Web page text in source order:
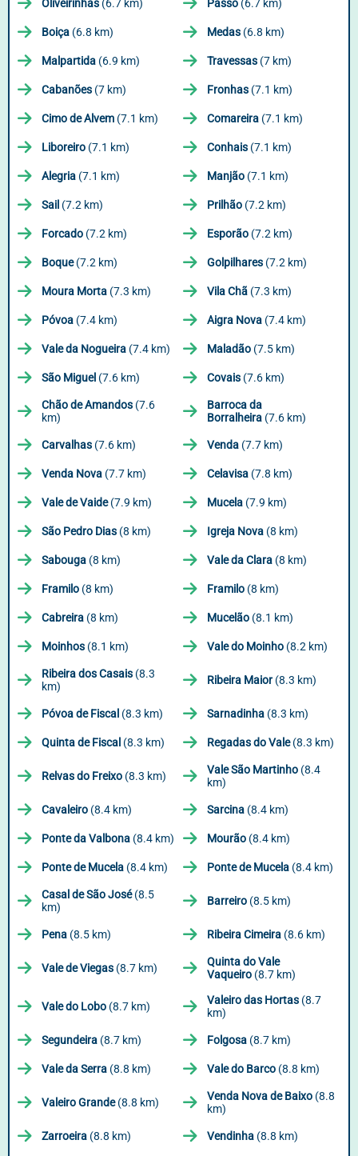
Oliveirinhas (6.7 km) Passo (6.7 km)
Boiça (6.8 km) Medas (6.8 km)
Malpartida (6.9 km) Travessas (7 km)
Cabanões (7 km) Fronhas (7.1 km)
Cimo de Alvem (7.1 km) Comareira (7.1 km)
Liboreiro (7.1 km) Conhais (7.1 km)
Alegria (7.1 km) Manjão (7.1 km)
Sail (7.2 km) Prilhão (7.2 km)
Forcado (7.2 km) Esporão (7.2 km)
Boque(7.2 km) Golpilhares (7.2 km)
Moura Morta (7.3 km) Vila Chã (7.3 km)
Póvoa (7.4 km) Aigra Nova (7.4 km)
Vale da Nogueira (7.4 km) Maladão (7.5 km)
São Miguel (7.6 km) Covais (7.6 km)
Chão de Amandos (7.6
km)
Barroca da
Borralheira (7.6 km)
Carvalhas (7.6 km) Venda (7.7 km)
Venda Nova (7.7 km) Celavisa (7.8 km)
Vale de Vaide(7.9 km) Mucela (7.9 km)
São Pedro Dias (8 km) Igreja Nova (8 km)
Sabouga (8 km) Vale da Clara (8 km)
Framilo (8 km) Framilo (8 km)
Cabreira (8 km) Mucelão (8.1 km)
Moinhos (8.1 km) Vale do Moinho (8.2 km)
Ribeira dos Casais (8.3
km)
Ribeira Maior(8.3 km)
Póvoa de Fiscal (8.3 km) Sarnadinha (8.3 km)
Quinta de Fiscal (8.3 km) Regadas do Vale(8.3 km)
Relvas do Freixo (8.3 km) Vale São Martinho (8.4
km)
Cavaleiro (8.4 km) Sarcina (8.4 km)
Ponte da Valbona (8.4 km) Mourão (8.4 km)
Ponte de Mucela (8.4 km) Ponte de Mucela (8.4 km)
Casal de São José(8.5
km)
Barreiro (8.5 km)
Pena (8.5 km) Ribeira Cimeira (8.6 km)
Vale de Viegas (8.7 km)
Quinta do Vale
Vaqueiro (8.7 km)
Vale do Lobo (8.7 km) Valeiro das Hortas (8.7
km)
Segundeira (8.7 km) Folgosa (8.7 km)
Vale da Serra (8.8 km) Vale do Barco (8.8 km)
Valeiro Grande(8.8 km) Venda Nova de Baixo (8.8
km)
Zarroeira (8.8 km) Vendinha (8.8 km)